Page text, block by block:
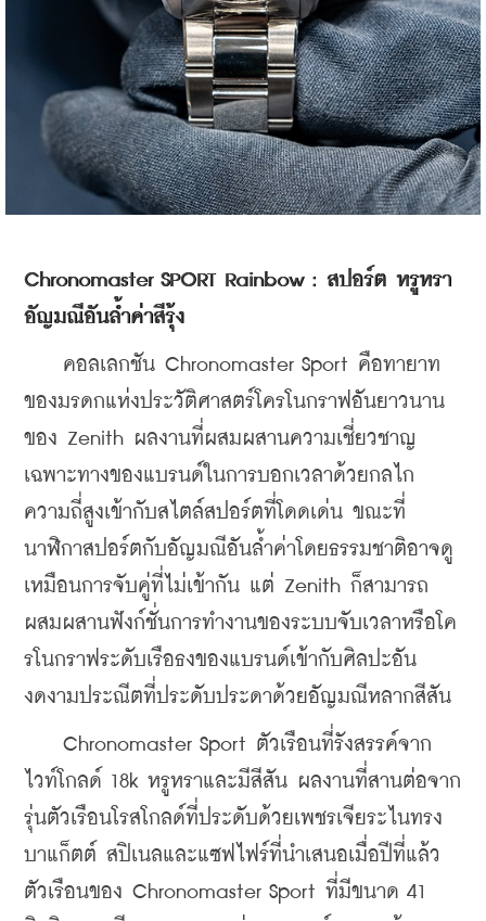
Chronomaster SPORT Rainbow : สปอร์ต หรูหรา
อัญมณีอันล้ำค่าสีรุ้ง
คอลเลกชัน Chronomaster Sport คือทายาท
ของมรดกแห่งประวัติศาสตร์โครโนกราฟอันยาวนาน
ของ Zenith ผลงานที่ผสมผสานความเชี่ยวชาญ
เฉพาะทางของแบรนด์ในการบอกเวลาด้วยกลไก
ความถี่สูงเข้ากับสไตล์สปอร์ตที่โดดเด่น ขณะที่
นาฬิกาสปอร์ตกับอัญมณีอันล้ำค่าโดยธรรมชาติอาจดู
เหมือนการจับคู่ที่ไม่เข้ากัน แต่ Zenith ก็สามารถ
ผสมผสานฟังก์ชั่นการทำงานของระบบจับเวลาหรือโค
รโนกราฟระดับเรือธงของแบรนด์เข้ากับศิลปะอัน
งดงามประณีตที่ประดับประดาด้วยอัญมณีหลากสีสัน
Chronomaster Sport ตัวเรือนที่รังสรรค์จาก
ไวท์โกลด์ 18k หรูหราและมีสีสัน ผลงานที่สานต่อจาก
รุ่นตัวเรือนโรสโกลด์ที่ประดับด้วยเพชรเจียระไนทรง
บาแก็ตต์ สปิเนลและแซฟไฟร์ที่นำเสนอเมื่อปีที่แล้ว
ตัวเรือนของ Chronomaster Sport ที่มีขนาด 41